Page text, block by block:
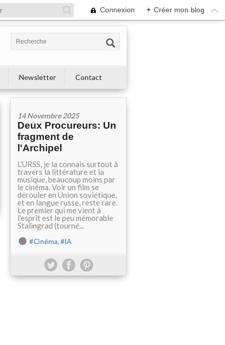
Connexion + Créer mon blog
Newsletter Contact
14 Novembre 2025
Deux Procureurs: Un
fragment de
l'Archipel
L'URSS, je la connais surtout à
travers la littérature et la
musique, beaucoup moins par
le cinéma. Voir un film se
dérouler en Union soviétique,
et en langue russe, reste rare.
Le premier qui me vient à
l’esprit est le peu mémorable
Stalingrad (tourné...
#Cinéma,#IA